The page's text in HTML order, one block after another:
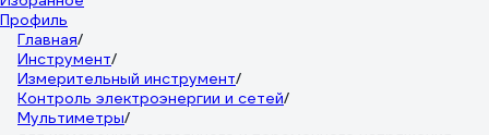
Профиль
Главная/
Инструмент/
Измерительный инструмент/
Контроль электроэнергии и сетей/
Мультиметры/